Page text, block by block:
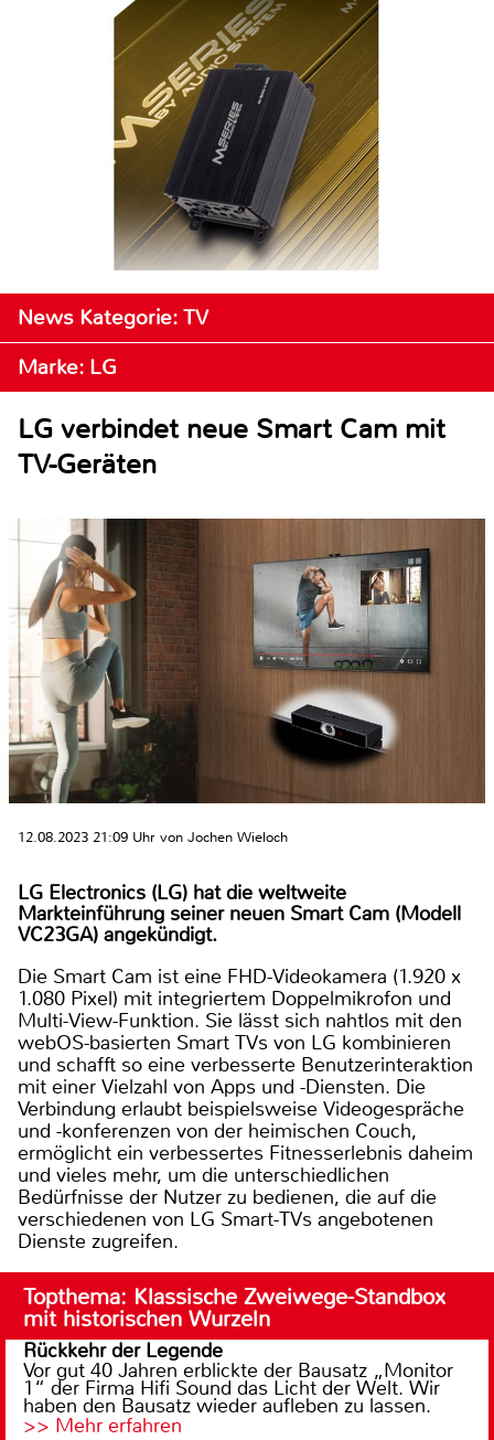
News Kategorie: TV
Marke: LG
LG verbindet neue Smart Cam mit
TV-Geräten
12.08.2023 21:09 Uhr von Jochen Wieloch
LG Electronics (LG) hat die weltweite
Markteinführung seiner neuen Smart Cam (Modell
VC23GA) angekündigt.
Die Smart Cam ist eine FHD-Videokamera (1.920 x
1.080 Pixel) mit integriertem Doppelmikrofon und
Multi-View-Funktion. Sie lässt sich nahtlos mit den
webOS-basierten Smart TVs von LG kombinieren
und schafft so eine verbesserte Benutzerinteraktion
mit einer Vielzahl von Apps und -Diensten. Die
Verbindung erlaubt beispielsweise Videogespräche
und -konferenzen von der heimischen Couch,
ermöglicht ein verbessertes Fitnesserlebnis daheim
und vieles mehr, um die unterschiedlichen
Bedürfnisse der Nutzer zu bedienen, die auf die
verschiedenen von LG Smart-TVs angebotenen
Dienste zugreifen.
Topthema: Klassische Zweiwege-Standbox
mit historischen Wurzeln
Rückkehr der Legende
Vor gut 40 Jahren erblickte der Bausatz „Monitor
1“ der Firma Hifi Sound das Licht der Welt. Wir
haben den Bausatz wieder aufleben zu lassen.
>> Mehr erfahren